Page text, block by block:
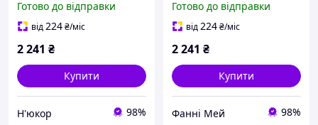
підсумок на плитоноску
Готово до відправки
від224₴/міс
2 241 ₴
Купити
Н'юкор 98%
аптечка з кріпленням на
плитоноску
Готово до відправки
від224₴/міс
2 241 ₴
Купити
Фанні Мей 98%